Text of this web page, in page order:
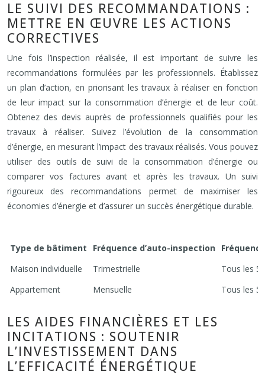
LE SUIVI DES RECOMMANDATIONS :
METTRE EN ŒUVRE LES ACTIONS
CORRECTIVES
Une fois l’inspection réalisée, il est important de suivre les
recommandations formulées par les professionnels. Établissez
un plan d’action, en priorisant les travaux à réaliser en fonction
de leur impact sur la consommation d’énergie et de leur coût.
Obtenez des devis auprès de professionnels qualifiés pour les
travaux à réaliser. Suivez l’évolution de la consommation
d’énergie, en mesurant l’impact des travaux réalisés. Vous pouvez
utiliser des outils de suivi de la consommation d’énergie ou
comparer vos factures avant et après les travaux. Un suivi
rigoureux des recommandations permet de maximiser les
économies d’énergie et d’assurer un succès énergétique durable.
Type de bâtiment Fréquence d’auto-inspection
Maison individuelle
Trimestrielle
Tous les 5
Appartement
Mensuelle Tous les 5
LES AIDES FINANCIÈRES ET LES
INCITATIONS : SOUTENIR
L’INVESTISSEMENT DANS
L’EFFICACITÉ ÉNERGÉTIQUE